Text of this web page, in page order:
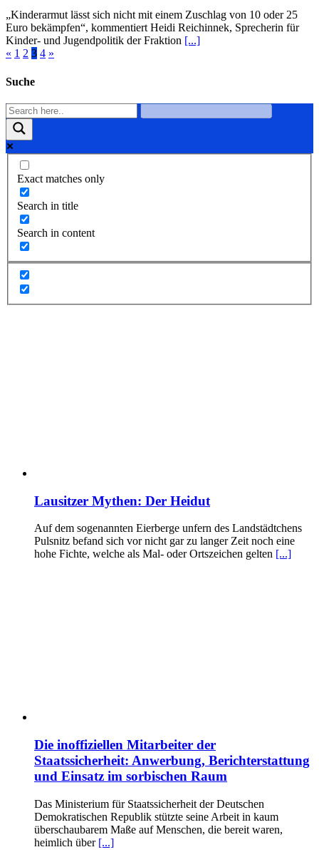
„Kinderarmut lässt sich nicht mit einem Zuschlag von 10 oder 25
Euro bekämpfen“, kommentiert Heidi Reichinnek, Sprecherin für
Kinder- und Jugendpolitik der Fraktion [...]
« 1 2 3 4 »
Suche
Exact matches only
Search in title
Search in content
Lausitzer Mythen: Der Heidut
Auf dem sogenannten Eierberge unfern des Landstädtchens
Pulsnitz befand sich vor nicht gar zu langer Zeit noch eine
hohe Fichte, welche als Mal- oder Ortszeichen gelten [...]
Die inoffiziellen Mitarbeiter der
Staatssicherheit: Anwerbung, Berichterstattung
und Einsatz im sorbischen Raum
Das Ministerium für Staatssicherheit der Deutschen
Demokratischen Republik stützte seine Arbeit in kaum
überschaubarem Maße auf Menschen, die bereit waren,
heimlich über [...]